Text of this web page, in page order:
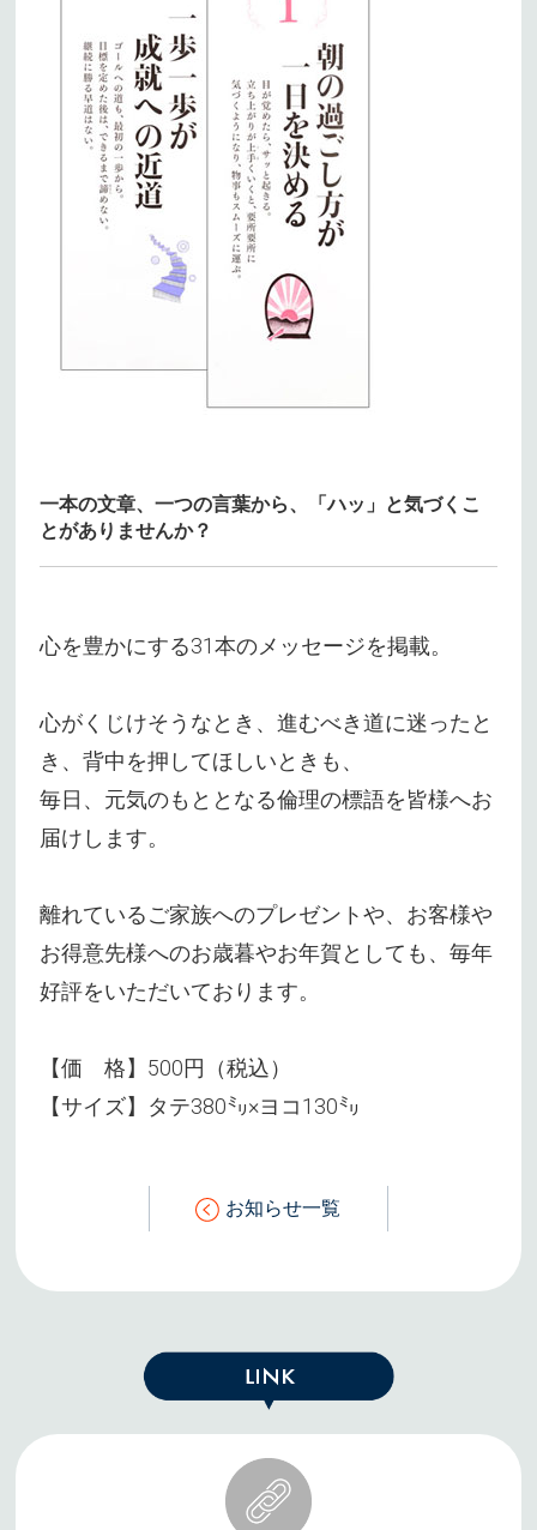
一本の文章、一つの言葉から、「ハッ」と気づくこ
とがありませんか？
心を豊かにする31本のメッセージを掲載。
心がくじけそうなとき、進むべき道に迷ったと
き、背中を押してほしいときも、
毎日、元気のもととなる倫理の標語を皆様へお
届けします。
離れているご家族へのプレゼントや、お客様や
お得意先様へのお歳暮やお年賀としても、毎年
好評をいただいております。
【価 格】500円（税込）
【サイズ】タテ380㍉×ヨコ130㍉
お知らせ一覧